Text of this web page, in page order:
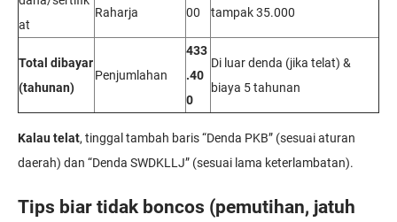
at
Raharja
00
tampak 35.000
Total dibayar
(tahunan)
Penjumlahan
433
.40
0
Di luar denda (jika telat) &
biaya 5 tahunan
Kalau telat, tinggal tambah baris “Denda PKB” (sesuai aturan
daerah) dan “Denda SWDKLLJ” (sesuai lama keterlambatan).
Tips biar tidak boncos (pemutihan, jatuh